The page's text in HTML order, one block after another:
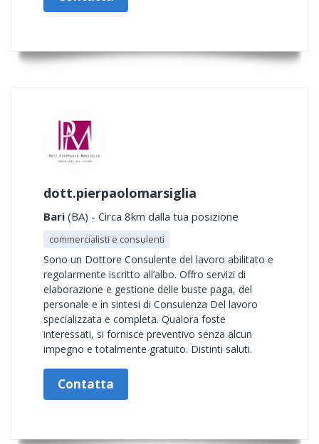
dott.pierpaolomarsiglia
Bari (BA) - Circa 8km dalla tua posizione
commercialisti e consulenti
Sono un Dottore Consulente del lavoro abilitato e
regolarmente iscritto all’albo. Offro servizi di
elaborazione e gestione delle buste paga, del
personale e in sintesi di Consulenza Del lavoro
specializzata e completa. Qualora foste
interessati, si fornisce preventivo senza alcun
impegno e totalmente gratuito. Distinti saluti.
Contatta